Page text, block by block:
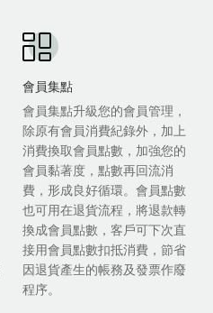
會員集點
會員集點升級您的會員管理，
除原有會員消費紀錄外，加上
消費換取會員點數，加強您的
會員黏著度，點數再回流消
費，形成良好循環。會員點數
也可用在退貨流程，將退款轉
換成會員點數，客戶可下次直
接用會員點數扣抵消費，節省
因退貨產生的帳務及發票作廢
程序。